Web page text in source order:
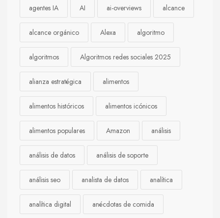
agentes IA AI ai-overviews alcance
alcance orgánico Alexa algoritmo
algoritmos Algoritmos redes sociales 2025
alianza estratégica alimentos
alimentos históricos alimentos icónicos
alimentos populares Amazon análisis
análisis de datos análisis de soporte
análisis seo analista de datos analítica
analítica digital anécdotas de comida